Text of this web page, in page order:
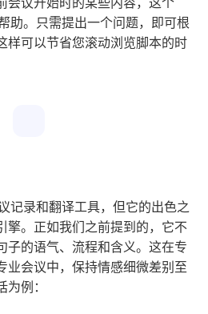
助。只需提出一个问题，即可根
样可以节省您滚动浏览脚本的时
记录和翻译工具，但它的出色之
擎。正如我们之前提到的，它不
子的语气、流程和含义。这在专
业会议中，保持情感细微差别至
例：